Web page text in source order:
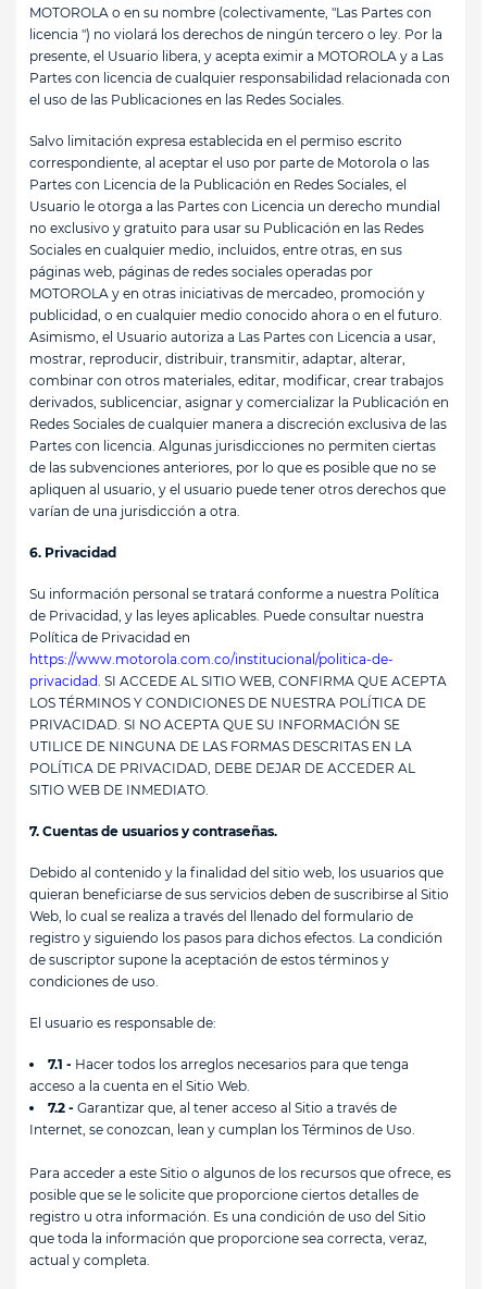
MOTOROLA o en su nombre (colectivamente, "Las Partes con
licencia ") no violará los derechos de ningún tercero o ley. Por la
presente, el Usuario libera, y acepta eximir a MOTOROLA y a Las
Partes con licencia de cualquier responsabilidad relacionada con
el uso de las Publicaciones en las Redes Sociales.
Salvo limitación expresa establecida en el permiso escrito
correspondiente, al aceptar el uso por parte de Motorola o las
Partes con Licencia de la Publicación en Redes Sociales, el
Usuario le otorga a las Partes con Licencia un derecho mundial
no exclusivo y gratuito para usar su Publicación en las Redes
Sociales en cualquier medio, incluidos, entre otras, en sus
páginas web, páginas de redes sociales operadas por
MOTOROLA y en otras iniciativas de mercadeo, promoción y
publicidad, o en cualquier medio conocido ahora o en el futuro.
Asimismo, el Usuario autoriza a Las Partes con Licencia a usar,
mostrar, reproducir, distribuir, transmitir, adaptar, alterar,
combinar con otros materiales, editar, modificar, crear trabajos
derivados, sublicenciar, asignar y comercializar la Publicación en
Redes Sociales de cualquier manera a discreción exclusiva de las
Partes con licencia. Algunas jurisdicciones no permiten ciertas
de las subvenciones anteriores, por lo que es posible que no se
apliquen al usuario, y el usuario puede tener otros derechos que
varían de una jurisdicción a otra.
6. Privacidad
Su información personal se tratará conforme a nuestra Política
de Privacidad, y las leyes aplicables. Puede consultar nuestra
Política de Privacidad en
https://www.motorola.com.co/institucional/politica-de-
privacidad. SI ACCEDE AL SITIO WEB, CONFIRMA QUE ACEPTA
LOS TÉRMINOS Y CONDICIONES DE NUESTRA POLÍTICA DE
PRIVACIDAD. SI NO ACEPTA QUE SU INFORMACIÓN SE
UTILICE DE NINGUNA DE LAS FORMAS DESCRITAS EN LA
POLÍTICA DE PRIVACIDAD, DEBE DEJAR DE ACCEDER AL
SITIO WEB DE INMEDIATO.
7. Cuentas de usuarios y contraseñas.
Debido al contenido y la finalidad del sitio web, los usuarios que
quieran beneficiarse de sus servicios deben de suscribirse al Sitio
Web, lo cual se realiza a través del llenado del formulario de
registro y siguiendo los pasos para dichos efectos. La condición
de suscriptor supone la aceptación de estos términos y
condiciones de uso.
El usuario es responsable de:
7.1 - Hacer todos los arreglos necesarios para que tenga
acceso a la cuenta en el Sitio Web.
7.2 - Garantizar que, al tener acceso al Sitio a través de
Internet, se conozcan, lean y cumplan los Términos de Uso.
Para acceder a este Sitio o algunos de los recursos que ofrece, es
posible que se le solicite que proporcione ciertos detalles de
registro u otra información. Es una condición de uso del Sitio
que toda la información que proporcione sea correcta, veraz,
actual y completa.